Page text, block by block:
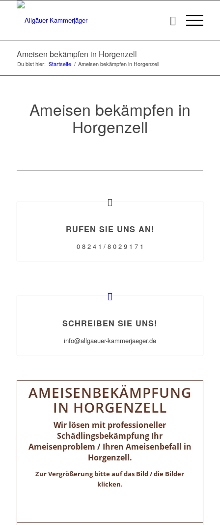
Ameisen bekämpfen in Horgenzell
Du bist hier: Startseite / Ameisen bekämpfen in Horgenzell
Ameisen bekämpfen in
Horgenzell
RUFEN SIE UNS AN!
0 8 2 4 1 / 8 0 2 9 1 7 1
SCHREIBEN SIE UNS!
info@allgaeuer-kammerjaeger.de
AMEISENBEKÄMPFUNG
IN HORGENZELL
Wir lösen mit professioneller
Schädlingsbekämpfung Ihr
Ameisenproblem / Ihren Ameisenbefall in
Horgenzell.
Zur Vergrößerung bitte auf das Bild / die Bilder
klicken.